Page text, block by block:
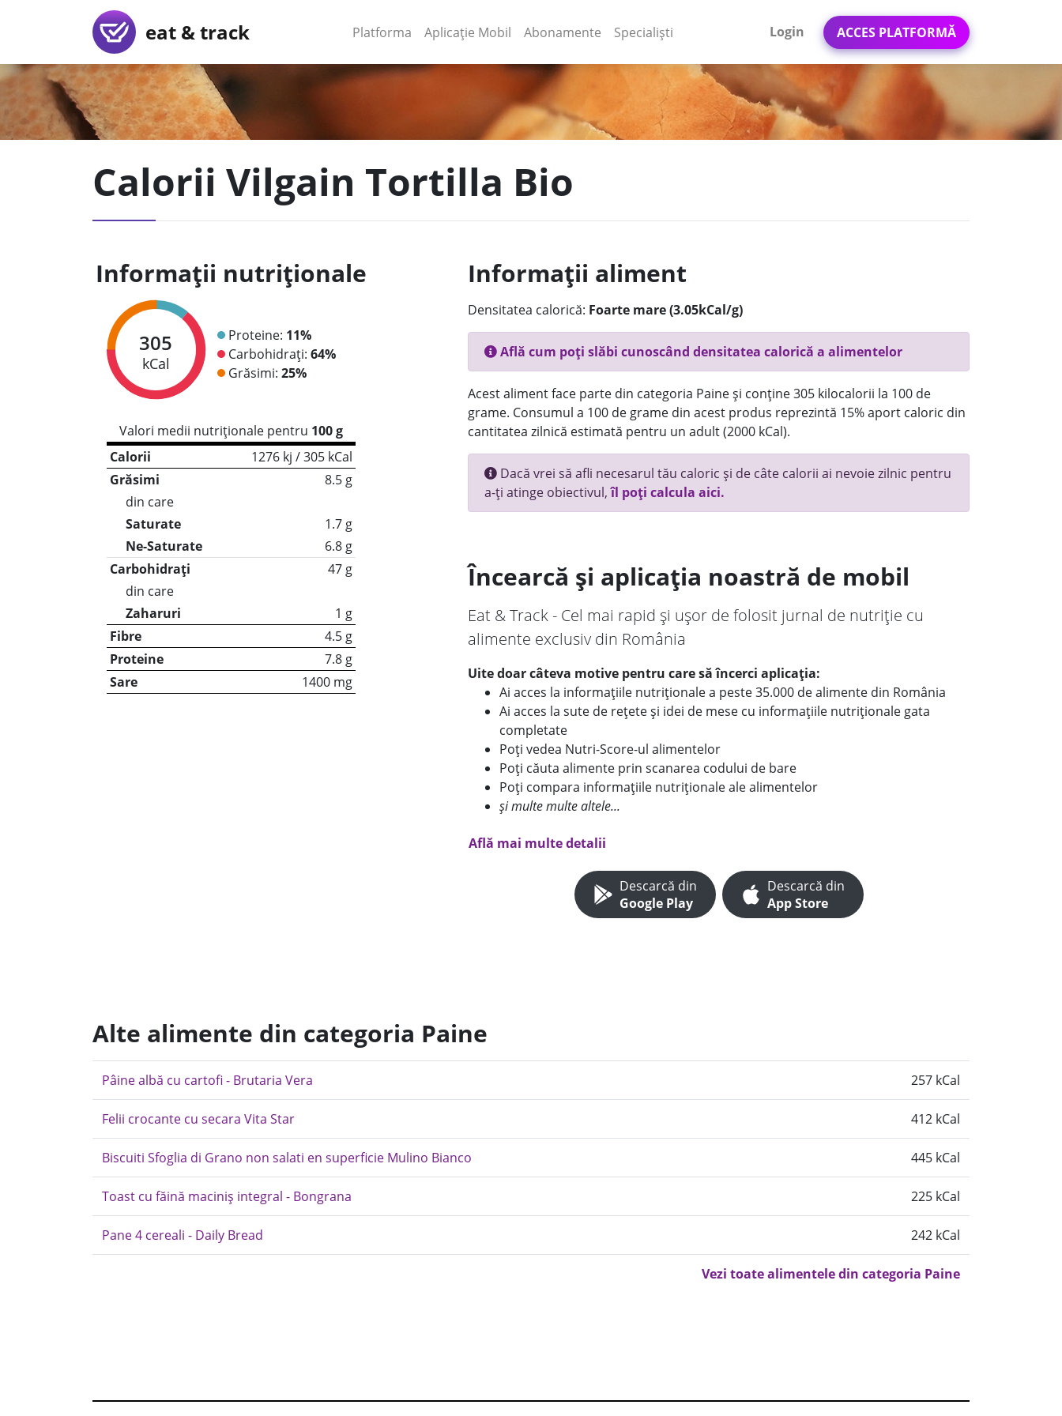
eat & track Platforma (current)
Aplicație Mobil (current)
Abonamente Specialiști Login ACCES PLATFORMĂ
Calorii Vilgain Tortilla Bio
Informații nutriționale
305
kCal
Proteine: 11%
Carbohidrați: 64%
Grăsimi: 25%
Valori medii nutriționale pentru 100 g
Calorii
1276 kj / 305 kCal
Grăsimi
8.5 g
din care
Saturate
1.7 g
Ne-Saturate
6.8 g
Carbohidrați
47 g
din care
Zaharuri
1 g
Fibre
4.5 g
Proteine
7.8 g
Sare
1400 mg
Informații aliment
Densitatea calorică: Foarte mare (3.05kCal/g)
Află cum poți slăbi cunoscând densitatea calorică a alimentelor
Acest aliment face parte din categoria Paine și conține 305 kilocalorii la 100 de
grame. Consumul a 100 de grame din acest produs reprezintă 15% aport caloric din
cantitatea zilnică estimată pentru un adult (2000 kCal).
Dacă vrei să afli necesarul tău caloric și de câte calorii ai nevoie zilnic pentru
a-ți atinge obiectivul,îl poți calcula aici.
Încearcă și aplicația noastră de mobil
Eat & Track - Cel mai rapid și ușor de folosit jurnal de nutriție cu
alimente exclusiv din România
Uite doar câteva motive pentru care să încerci aplicația:
Ai acces la informațiile nutriționale a peste 35.000 de alimente din România
Ai acces la sute de rețete și idei de mese cu informațiile nutriționale gata
completate
Poți vedea Nutri-Score-ul alimentelor
Poți căuta alimente prin scanarea codului de bare
Poți compara informațiile nutriționale ale alimentelor
și multe multe altele...
Află mai multe detalii
Descarcă din
Google Play
Descarcă din
App Store
Alte alimente din categoria Paine
Pâine albă cu cartofi - Brutaria Vera 257 kCal
Felii crocante cu secara Vita Star 412 kCal
Biscuiti Sfoglia di Grano non salati en superficie Mulino Bianco 445 kCal
Toast cu făină maciniș integral - Bongrana 225 kCal
Pane 4 cereali - Daily Bread 242 kCal
Vezi toate alimentele din categoria Paine